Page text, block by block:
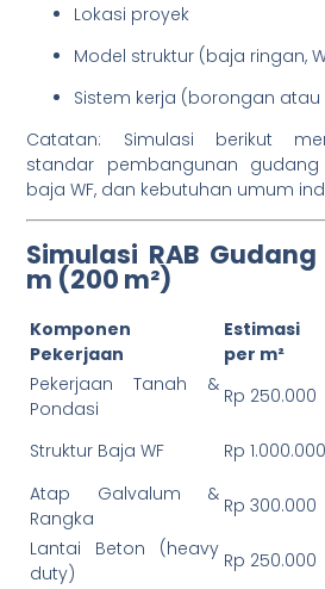
Lokasi proyek
Model struktur (baja ringan,
Sistem kerja (borongan atau
Catatan: Simulasi berikut
standar pembangunan
baja WF, dan kebutuhan umum
Simulasi RAB
m (200 m²)
Komponen
Pekerjaan
Estimasi
per m²
Pekerjaan Tanah &
Pondasi
Rp 250.000
Struktur Baja WF
Rp 1.000.000
Atap Galvalum &
Rangka
Rp 300.000
Lantai Beton (heavy
duty)
Rp 250.000